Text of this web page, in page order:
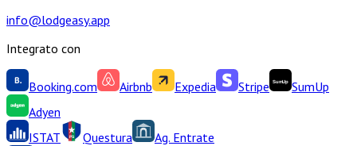
info@lodgeasy.app
Integrato con
Booking.com Airbnb Expedia Stripe
SumUp
Adyen
ISTAT
Questura Ag. Entrate